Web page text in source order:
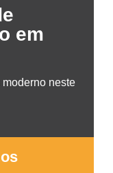
em
neste